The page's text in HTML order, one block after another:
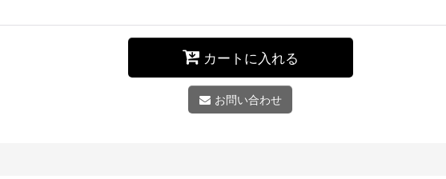
カートに入れる
お問い合わせ